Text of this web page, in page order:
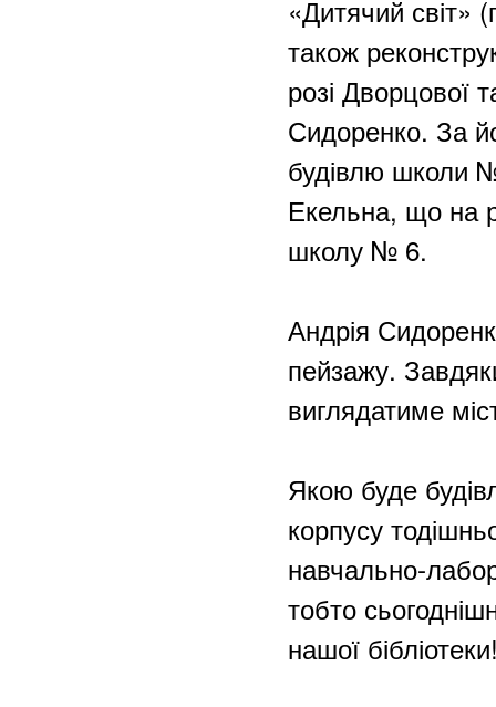
«Дитячий світ»
також
розі Дворцової
Сидоренко. За
будівлю школи
Екельна, що на
школу № 6.
Андрія
пейзажу.
виглядатиме
Якою буде
корпусу
навчально-
тобто
нашої